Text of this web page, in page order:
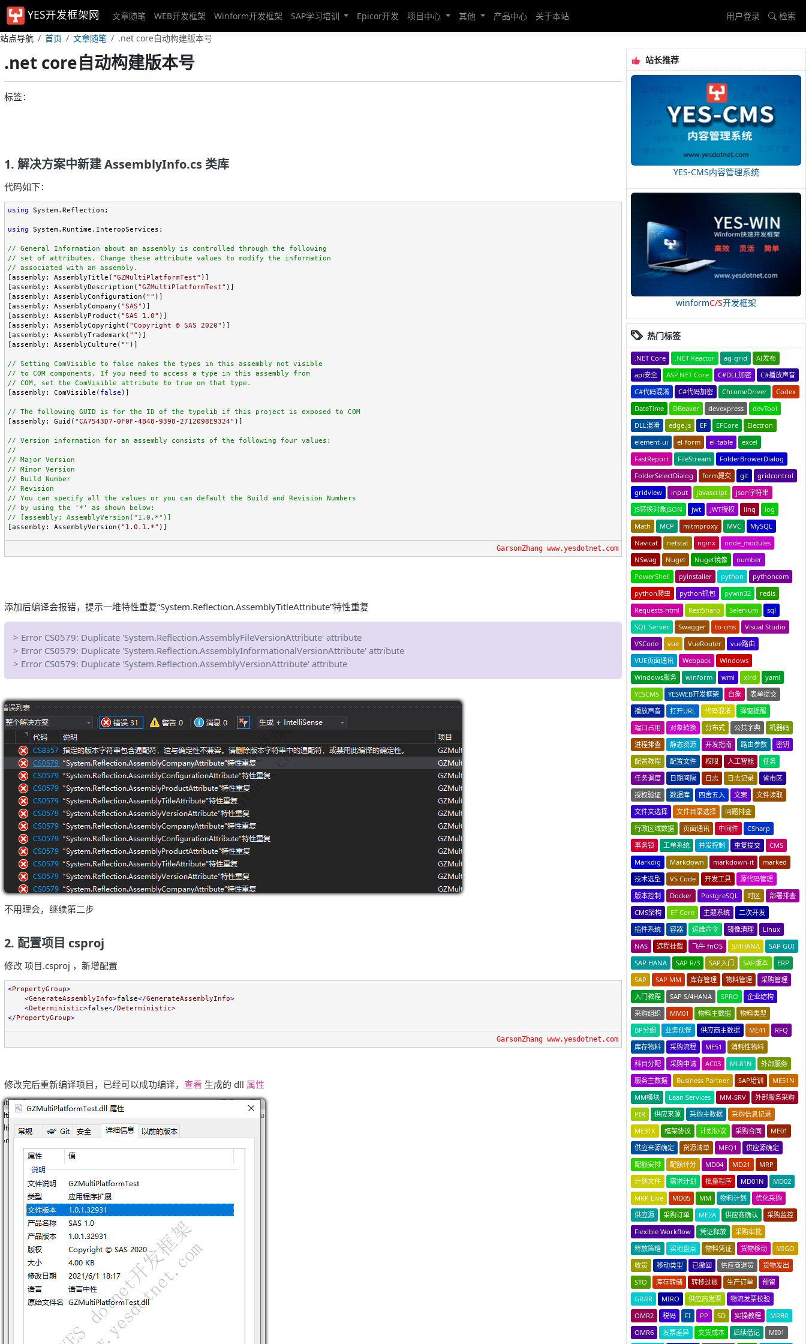
YES开发框架网 文章随笔 WEB开发框架 Winform开发框架 SAP学习培训 Epicor开发 项目中心 其他 产品中心 关于本站 用户登录
检索
站点导航
首页 文章随笔 .net core自动构建版本号
.net core自动构建版本号
标签：
1. 解决方案中新建 AssemblyInfo.cs 类库
代码如下：
using System.Reflection;
using System.Runtime.InteropServices;
//
//
// associated with an assembly.
[assembly: AssemblyTitle( "GZMultiPlatformTest" )]
[assembly: AssemblyDescription( "GZMultiPlatformTest" )]
[assembly: AssemblyConfiguration( "" )]
[assembly: AssemblyCompany( "SAS" )]
[assembly: AssemblyProduct( "SAS 1.0" )]
[assembly: AssemblyCopyright( "Copyright © SAS 2020" )]
[assembly: AssemblyTrademark( "" )]
[assembly: AssemblyCulture( "" )]
//
//
// COM, set the ComVisible attribute to true on that type.
[assembly: ComVisible( false )]
// The following GUID is for the ID of the typelib if this project is exposed to COM
[assembly: Guid( "CA7543D7-0F0F-4B48-9398-2712098E9324" )]
//
//
//
//
//
//
//
//
// [assembly: AssemblyVersion("1.0.*")]
[assembly: AssemblyVersion( " 1.0.1.*" )]
GarsonZhang www.yesdotnet.com
添加后编译会报错，提示一堆特性重复“System.Reflection.AssemblyTitleAttribute”特性重复
> Error CS0579: Duplicate 'System.Reflection.AssemblyFileVersionAttribute' attribute
> Error CS0579: Duplicate 'System.Reflection.AssemblyInformationalVersionAttribute' attribute
> Error CS0579: Duplicate 'System.Reflection.AssemblyVersionAttribute' attribute
不用理会，继续第二步
2. 配置项目 csproj
修改 项目.csproj ，新增配置
<PropertyGroup>
<GenerateAssemblyInfo>false</GenerateAssemblyInfo>
<Deterministic>false</Deterministic>
</PropertyGroup>
GarsonZhang www.yesdotnet.com
修改完后重新编译项目，已经可以成功编译， 查看 生成的 dll 属性
站长推荐
YES-CMS内容管理系统
winformC/S开发框架
热门标签
.NET Core .NET Reactor ag-grid
AI发布
api安全
ASP.NET Core C#DLL加密
C#播放声音
C#代码混淆
C#代码加密 ChromeDriver
Codex
DateTime
DBeaver devexpress
devTool
DLL混淆
edge.js EF EFCore
Electron
element-ui
el-form el-table
excel
FastReport
FileStream
FolderBrowerDialog
FolderSelectDialog
form提交 git
gridcontrol
gridview
input javascript
json字符串
JS转换对象JSON
jwt JWT授权 linq
log
Math
MCP mitmproxy MVC
MySQL
Navicat
netstat nginx
node_modules
NSwag
Nuget Nuget镜像
number
PowerShell
pyinstaller python
pythoncom
python爬虫
python抓包 pywin32
redis
Requests-html
RestSharp Selenium
sql
SQL Server
Swagger to-cms
Visual Studio
VSCode
vue VueRouter
vue路由
VUE页面通讯
Webpack
Windows
Windows服务
winform wmi xlrd
yaml
YESCMS
YESWEB开发框架 白象
表单提交
播放声音
打开URL 代码混淆
弹窗提醒
端口占用
对象转换 分布式 公共字典
机器码
进程排查
静态资源 开发指南 路由参数
密钥
配置教程
配置文件 权限 人工智能
任务
任务调度
日期间隔 日志 日志记录
省市区
授权验证
数据库 四舍五入 文案
文件读取
文件夹选择
文件目录选择
问题排查
行政区域数据
页面通讯 中间件
CSharp
事务锁
工单系统 并发控制 重复提交
CMS
Markdig
Markdown markdown-it
marked
技术选型
VS Code 开发工具
源代码管理
版本控制
Docker PostgreSQL 时区
部署排查
CMS架构
EF Core 主题系统
二次开发
插件系统
容器 运维命令 镜像清理
Linux
NAS
远程挂载 飞牛 fnOS S/4HANA
SAP GUI
SAP HANA
SAP R/3 SAP入门 SAP版本
ERP
SAP
SAP MM 库存管理 物料管理
采购管理
入门教程
SAP S/4HANA SPRO
企业结构
采购组织
MM01 物料主数据
物料类型
BP分组
业务伙伴 供应商主数据 ME41
RFQ
库存物料
采购流程 ME51
消耗性物料
科目分配
采购申请 AC03 ML81N
外部服务
服务主数据
Business Partner SAP培训
ME51N
MM模块
Lean Services MM-SRV
外部服务采购
PIR
供应来源 采购主数据
采购信息记录
ME31K
框架协议 计划协议 采购合同
ME01
供应来源确定
货源清单 MEQ1
供应源确定
配额安排
配额评分 MD04 MD21
MRP
计划文件
需求计划 批量程序 MD01N
MD02
MRP Live
MD05 MM 物料计划
优化采购
供应源
采购订单 ME2A 供应商确认
采购监控
Flexible Workflow
凭证释放
采购审批
释放策略
实地盘点 物料凭证 货物移动
MIGO
收货
移动类型 已撤回 供应商退货
货物发出
STO
库存转储 转移过账 生产订单
预留
GR/IR
MIRO 供应商发票
物流发票校验
OMR2
税码 FI PP SD 实操教程
MRBR
OMR6
发票差异 交货成本 后续借记
MI01